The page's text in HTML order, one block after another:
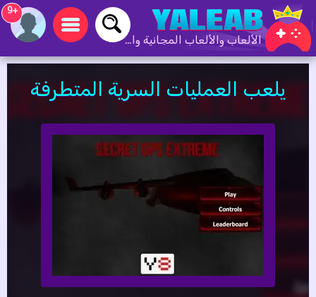
الألعاب والألعاب المجانية والألعاب عبر الإنترنت
+9
يلعب العمليات السرية المتطرفة